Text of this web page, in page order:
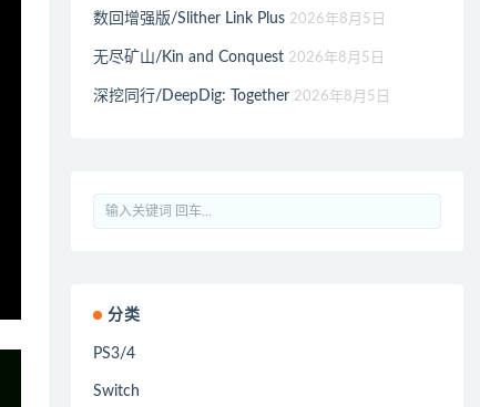
数回增强版/Slither Link Plus 2026年8月5日
无尽矿山/Kin and Conquest 2026年8月5日
深挖同行/DeepDig: Together 2026年8月5日
分类
PS3/4
Switch